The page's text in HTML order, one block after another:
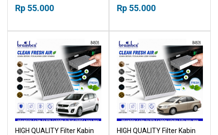
Nissan Evalia 2012-2018
18518030
Rp 55.000
Suzuki Karimun Estilo 2007-
2013 18518030
Rp 55.000
HIGH QUALITY Filter Kabin
HIGH QUALITY Filter Kabin